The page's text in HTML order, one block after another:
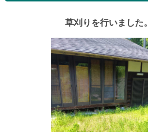
草刈りを行いました。